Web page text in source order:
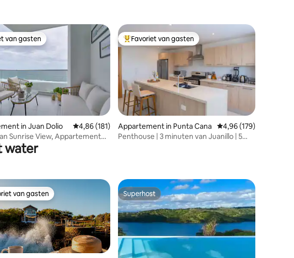
van 4,94 op 5, 126 recensies
van gasten
van gasten
in Juan Dolio Gemiddelde beoordeling van 4,86 op 5, 181 recensies
4,86 (181)
Sunrise View, Appartement
Topfavoriet van gasten
Favoriet van gasten
Appartement in Punta Cana Gemiddelde
4,96 (179)
Penthouse | 3 minuten van Juanillo | 5
water
van gasten
van gasten Superhost
Superhost